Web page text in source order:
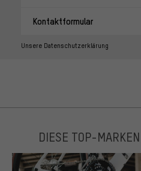
Kontaktformular
Unsere Datenschutzerklärung
DIESE TOP-